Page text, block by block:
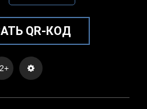
QR-КОД